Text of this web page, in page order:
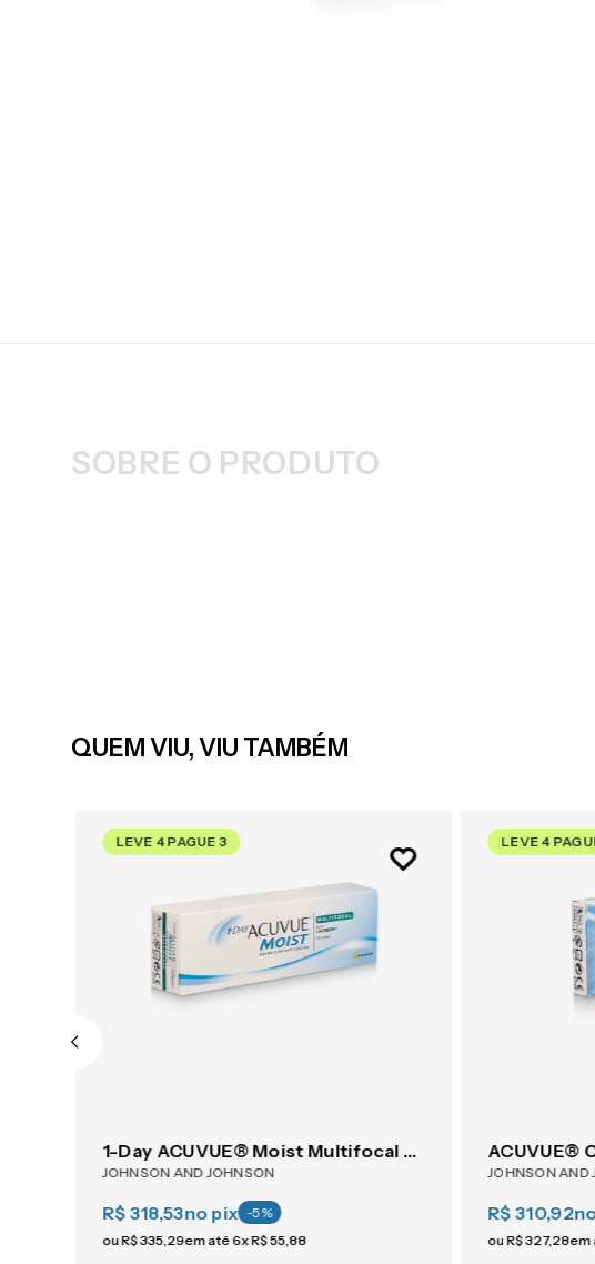
SOBRE O PRODUTO
QUEM VIU, VIU TAMBÉM
LEVE 4 PAGUE 3
1-Day ACUVUE® Moist Multifocal 30
JOHNSON AND JOHNSON
R$ 318,53no pix -5%
ouR$335, 29em até6xR$55, 88
LEVE 4
ACUVUE®
JOHNSON AND
R$ 310,92
ouR$327,28em